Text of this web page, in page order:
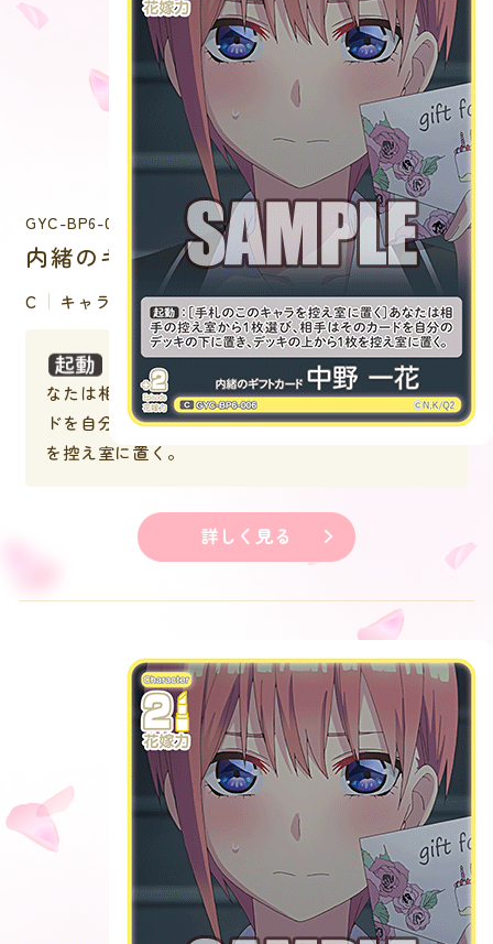
GYC-BP6-006
内緒のギフトカード 中野 一花
C キャラクター
：［手札のこのキャラを控え室に置く］あ
なたは相手の控え室から１枚選び、相手はそのカー
ドを自分のデッキの下に置き、デッキの上から１枚
を控え室に置く。
詳しく見る